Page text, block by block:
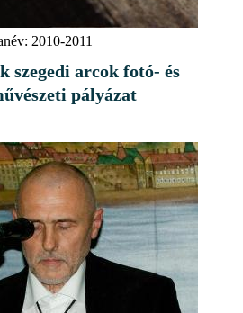
2010-2011
szegedi arcok fotó- és
pályázat